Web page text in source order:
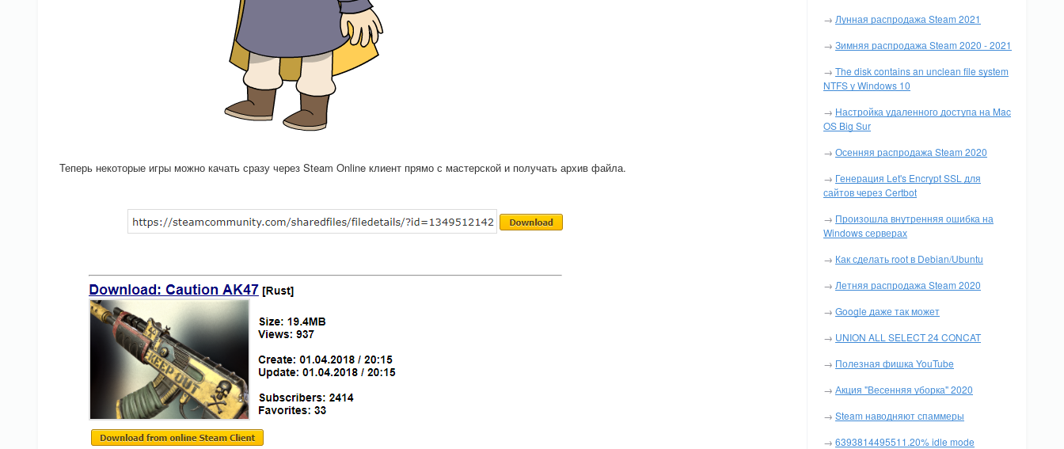
→ Лунная распродажа Steam 2021
→ Зимняя распродажа Steam 2020 - 2021
→ The disk contains an unclean file system
NTFS у Windows 10
→ Настройка удаленного доступа на Mac
OS Big Sur
→ Осенняя распродажа Steam 2020
→ Генерация Let's Encrypt SSL для
сайтов через Certbot
→ Произошла внутренняя ошибка на
Windows серверах
→ Как сделать root в Debian/Ubuntu
→ Летняя распродажа Steam 2020
→ Google даже так может
→ UNION ALL SELECT 24 CONCAT
→ Полезная фишка YouTube
→ Акция "Весенняя уборка" 2020
→ Steam наводняют спаммеры
→ 6393814495511.20% idle mode
Теперь некоторые игры можно качать сразу через Steam Online клиент прямо с мастерской и получать архив файла.